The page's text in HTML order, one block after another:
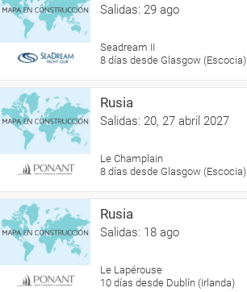
Salidas: 29 ago
Seadream II
8 días desde Glasgow (Escocia)
Rusia
Salidas: 20, 27 abril 2027
Le Champlain
8 días desde Glasgow (Escocia)
Rusia
Salidas: 18 ago
Le Lapérouse
10 días desde Dublín (Irlanda)